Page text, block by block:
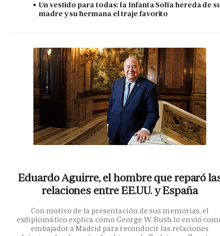
Un vestido para todas: la Infanta Sofía hereda de
madre y su hermana el traje favorito
Eduardo Aguirre, el hombre que reparó
relaciones entre EE.UU. y España
Con motivo de la presentación de sus memorias, el
exdiplomático explica cómo George W. Bush lo envió
embajador a Madrid para reconducir las relaciones